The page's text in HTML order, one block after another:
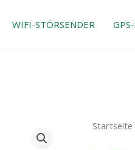
WIFI-STÖRSENDER
Startseite
Full